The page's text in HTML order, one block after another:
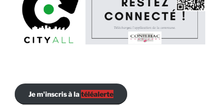
Je m'inscris à latéléalerte